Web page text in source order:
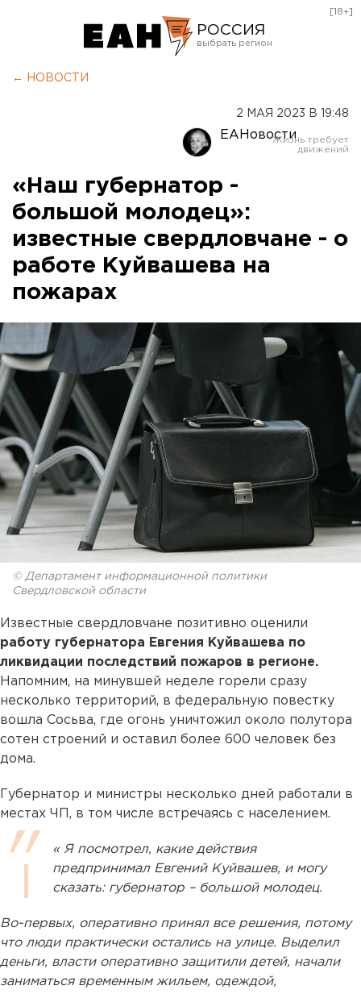
РОССИЯ
Оренбург
[18+]
← НОВОСТИ
2 МАЯ 2023 В 19:48
ЕАНовости
«Наш губернатор -
большой молодец»:
известные свердловчане - о
работе Куйвашева на
пожарах
© Департамент информационной политики
Свердловской области
Известные свердловчане позитивно оценили
работу губернатора Евгения Куйвашева по
ликвидации последствий пожаров в регионе.
Напомним, на минувшей неделе горели сразу
несколько территорий, в федеральную повестку
вошла Сосьва, где огонь уничтожил около полутора
сотен строений и оставил более 600 человек без
дома.
Губернатор и министры несколько дней работали в
местах ЧП, в том числе встречаясь с населением.
« Я посмотрел, какие действия
предпринимал Евгений Куйвашев, и могу
сказать: губернатор – большой молодец.
Во-первых, оперативно принял все решения, потому
что люди практически остались на улице. Выделил
деньги, власти оперативно защитили детей, начали
заниматься временным жильем, одеждой,